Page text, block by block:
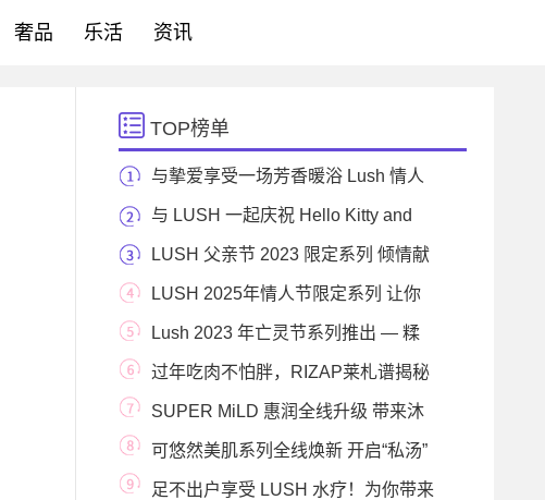
奢品 乐活 资讯
TOP榜单
与摰爱享受一场芳香暖浴 Lush 情人
节系列 爱的献
与 LUSH 一起庆祝 Hello Kitty and
Friends 的美好友谊！
LUSH 父亲节 2023 限定系列 倾情献
礼 LUSH 2025年情人节限定系列 让你
拥有如巧克力般的
Lush 2023 年亡灵节系列推出 — 糅
合具墨西哥气息
过年吃肉不怕胖，RIZAP莱札谱揭秘
“肉食减肥法”
SUPER MiLD 惠润全线升级 带来沐
浴温和柔净新体验
可悠然美肌系列全线焕新 开启“私汤”
沐浴新体足不出户享受 LUSH 水疗！为你带来